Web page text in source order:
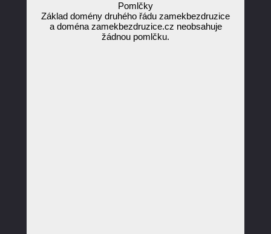
Pomlčky
Základ domény druhého řádu zamekbezdruzice
a doména zamekbezdruzice.cz neobsahuje
žádnou pomlčku.